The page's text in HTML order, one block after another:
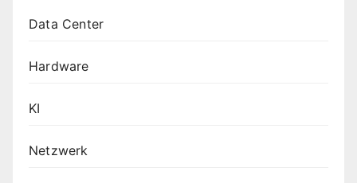
Data Center
Hardware
KI
Netzwerk